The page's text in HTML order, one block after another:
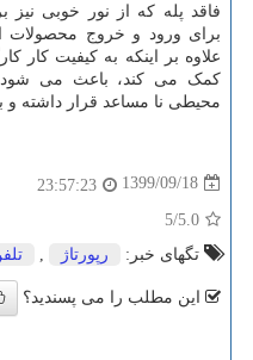
فاقد پله که از نور خوبی نیز
برای ورود و خروج محصولات
علاوه بر اینکه به کیفیت کار
کمک می کند، باعث می شود
محیطی نا مساعد قرار داشته
1399/09/18
23:57:23
5.0
/5
تگهای خبر:
رپورتاژ
این مطلب را می پسندید؟